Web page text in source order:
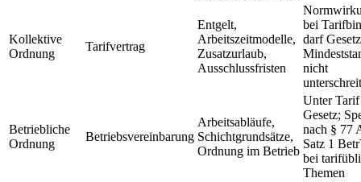
Kollektive
Ordnung
Tarifvertrag
Entgelt,
Arbeitszeitmodelle,
Zusatzurlaub,
Ausschlussfristen
bei
darf
nicht
Betriebliche
Ordnung
Betriebsvereinbarung
Arbeitsabläufe,
Schichtgrundsätze,
Ordnung im Betrieb
Unter
Gesetz;
nach § 77
Satz 1
bei
Themen